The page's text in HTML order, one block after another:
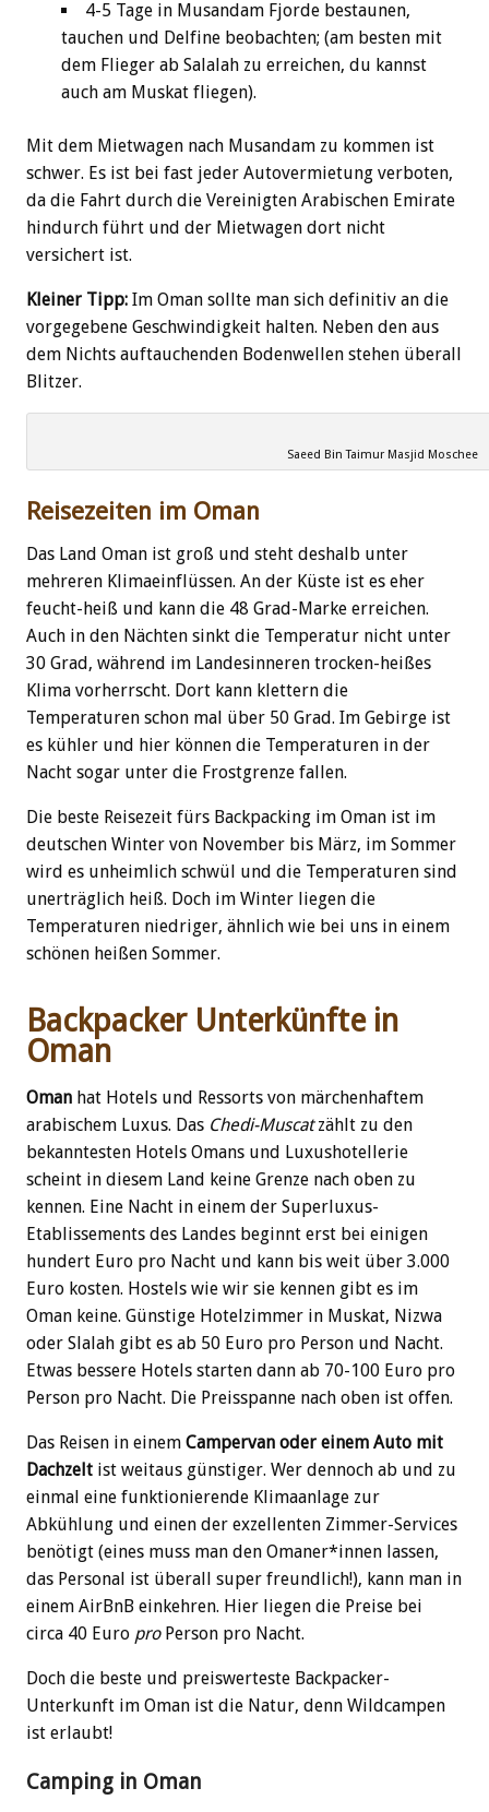
4-5 Tage in Musandam Fjorde bestaunen,
tauchen und Delfine beobachten; (am besten mit
dem Flieger ab Salalah zu erreichen, du kannst
auch am Muskat fliegen).
Mit dem Mietwagen nach Musandam zu kommen ist
schwer. Es ist bei fast jeder Autovermietung verboten,
da die Fahrt durch die Vereinigten Arabischen Emirate
hindurch führt und der Mietwagen dort nicht
versichert ist.
Kleiner Tipp: Im Oman sollte man sich definitiv an die
vorgegebene Geschwindigkeit halten. Neben den aus
dem Nichts auftauchenden Bodenwellen stehen überall
Blitzer.
Saeed Bin Taimur Masjid Moschee
Reisezeiten im Oman
Das Land Oman ist groß und steht deshalb unter
mehreren Klimaeinflüssen. An der Küste ist es eher
feucht-heiß und kann die 48 Grad-Marke erreichen.
Auch in den Nächten sinkt die Temperatur nicht unter
30 Grad, während im Landesinneren trocken-heißes
Klima vorherrscht. Dort kann klettern die
Temperaturen schon mal über 50 Grad. Im Gebirge ist
es kühler und hier können die Temperaturen in der
Nacht sogar unter die Frostgrenze fallen.
Die beste Reisezeit fürs Backpacking im Oman ist im
deutschen Winter von November bis März, im Sommer
wird es unheimlich schwül und die Temperaturen sind
unerträglich heiß. Doch im Winter liegen die
Temperaturen niedriger, ähnlich wie bei uns in einem
schönen heißen Sommer.
Backpacker Unterkünfte in
Oman
Oman hat Hotels und Ressorts von märchenhaftem
arabischem Luxus. Das Chedi-Muscatzählt zu den
bekanntesten Hotels Omans und Luxushotellerie
scheint in diesem Land keine Grenze nach oben zu
kennen. Eine Nacht in einem der Superluxus-
Etablissements des Landes beginnt erst bei einigen
hundert Euro pro Nacht und kann bis weit über 3.000
Euro kosten. Hostels wie wir sie kennen gibt es im
Oman keine. Günstige Hotelzimmer in Muskat, Nizwa
oder Slalah gibt es ab 50 Euro pro Person und Nacht.
Etwas bessere Hotels starten dann ab 70-100 Euro pro
Person pro Nacht. Die Preisspanne nach oben ist offen.
Das Reisen in einem Campervan oder einem Auto mit
Dachzelt ist weitaus günstiger. Wer dennoch ab und zu
einmal eine funktionierende Klimaanlage zur
Abkühlung und einen der exzellenten Zimmer-Services
benötigt (eines muss man den Omaner*innen lassen,
das Personal ist überall super freundlich!), kann man in
einem AirBnB einkehren. Hier liegen die Preise bei
circa 40 Euro pro Person pro Nacht.
Doch die beste und preiswerteste Backpacker-
Unterkunft im Oman ist die Natur, denn Wildcampen
ist erlaubt!
Camping in Oman